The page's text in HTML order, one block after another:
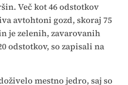
Več kot 46 odstotkov
avtohtoni gozd, skoraj 75
je zelenih, zavarovanih
odstotkov, so zapisali na
mestno jedro, saj so